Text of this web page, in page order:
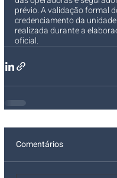
prévio. A validação formal
credenciamento da
realizada durante a
oficial.
Comentários